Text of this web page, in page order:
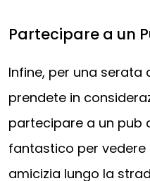
Partecipare a un
Infine, per una serata
prendete in
partecipare a un pub
fantastico per
amicizia lungo la